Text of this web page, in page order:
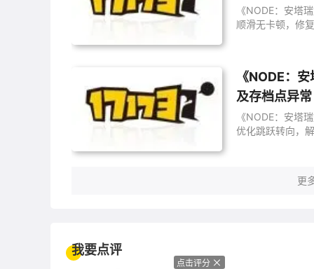
《NODE：安塔
顺滑无卡顿，修
《NODE：
及存档点异常
《NODE：安塔
优化跳跃转向，
更
我要点评
点击评分